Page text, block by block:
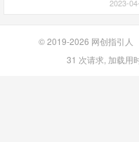
2023-
© 2019-2026 网创指引人
31 次请求, 加载用